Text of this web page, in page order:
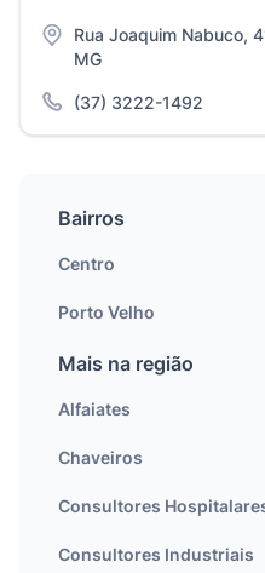
Rua Joaquim Nabuco,
MG
(37) 3222-1492
Bairros
Centro
Porto Velho
Mais na região
Alfaiates
Chaveiros
Consultores
Consultores Industriais